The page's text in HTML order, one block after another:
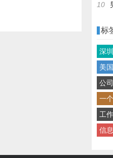
10
标
深圳
美国
公司
一个
工作
信息